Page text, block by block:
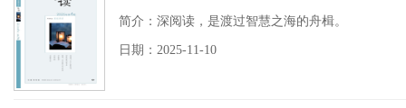
简介：深阅读，是渡过智慧之海的舟楫。
日期：2025-11-10